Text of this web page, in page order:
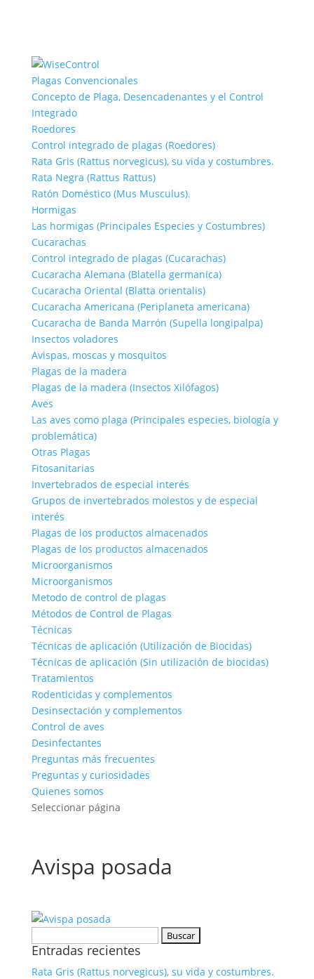
Plagas Convencionales
Concepto de Plaga, Desencadenantes y el Control
Integrado
Roedores
Control integrado de plagas (Roedores)
Rata Gris (Rattus norvegicus), su vida y costumbres.
Rata Negra (Rattus Rattus)
Ratón Doméstico (Mus Musculus).
Hormigas
Las hormigas (Principales Especies y Costumbres)
Cucarachas
Control integrado de plagas (Cucarachas)
Cucaracha Alemana (Blatella germanica)
Cucaracha Oriental (Blatta orientalis)
Cucaracha Americana (Periplaneta americana)
Cucaracha de Banda Marrón (Supella longipalpa)
Insectos voladores
Avispas, moscas y mosquitos
Plagas de la madera
Plagas de la madera (Insectos Xilófagos)
Aves
Las aves como plaga (Principales especies, biología y
problemática)
Otras Plagas
Fitosanitarias
Invertebrados de especial interés
Grupos de invertebrados molestos y de especial
interés
Plagas de los productos almacenados
Plagas de los productos almacenados
Microorganismos
Microorganismos
Metodo de control de plagas
Métodos de Control de Plagas
Técnicas
Técnicas de aplicación (Utilización de Biocidas)
Técnicas de aplicación (Sin utilización de biocidas)
Tratamientos
Rodenticidas y complementos
Desinsectación y complementos
Control de aves
Desinfectantes
Preguntas más frecuentes
Preguntas y curiosidades
Quienes somos
Seleccionar página
Avispa posada
Entradas recientes
Rata Gris (Rattus norvegicus), su vida y costumbres.